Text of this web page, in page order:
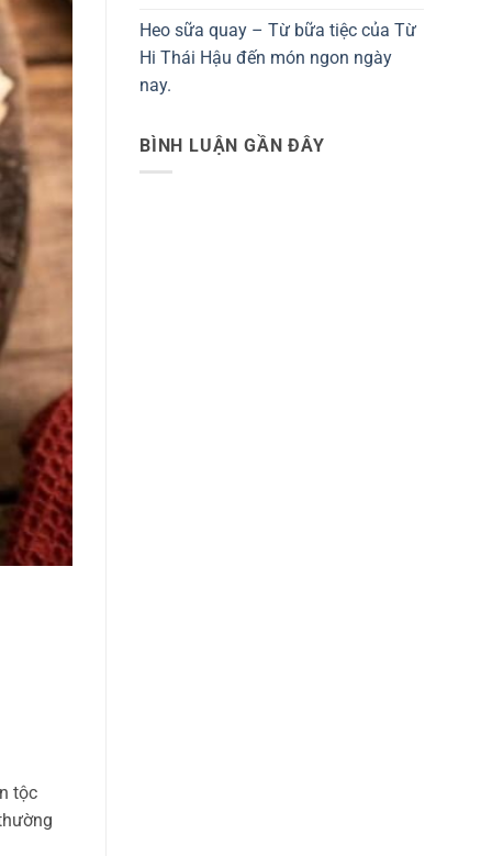
tộc
Heo sữa quay – Từ bữa tiệc của Từ
Hi Thái Hậu đến món ngon ngày
nay.
BÌNH LUẬN GẦN ĐÂY